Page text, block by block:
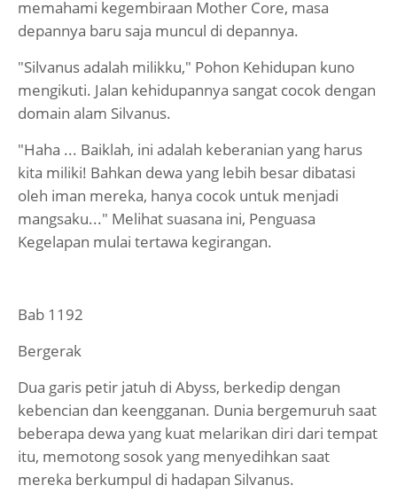
memahami kegembiraan Mother Core, masa
depannya baru saja muncul di depannya.
"Silvanus adalah milikku," Pohon Kehidupan kuno
mengikuti. Jalan kehidupannya sangat cocok dengan
domain alam Silvanus.
"Haha ... Baiklah, ini adalah keberanian yang harus
kita miliki! Bahkan dewa yang lebih besar dibatasi
oleh iman mereka, hanya cocok untuk menjadi
mangsaku..." Melihat suasana ini, Penguasa
Kegelapan mulai tertawa kegirangan.
Bab 1192
Bergerak
Dua garis petir jatuh di Abyss, berkedip dengan
kebencian dan keengganan. Dunia bergemuruh saat
beberapa dewa yang kuat melarikan diri dari tempat
itu, memotong sosok yang menyedihkan saat
mereka berkumpul di hadapan Silvanus.